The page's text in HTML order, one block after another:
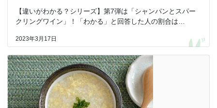
【違いがわかる？シリーズ】第7弾は「シャンパンとスパー
クリングワイン」！「わかる」と回答した人の割合は…
2023年3月17日